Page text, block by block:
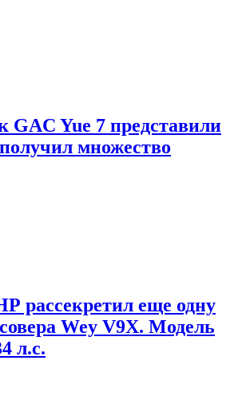
GAC Yue 7 представили
множество
рассекретил еще одну
Wey V9X. Модель
л.с.